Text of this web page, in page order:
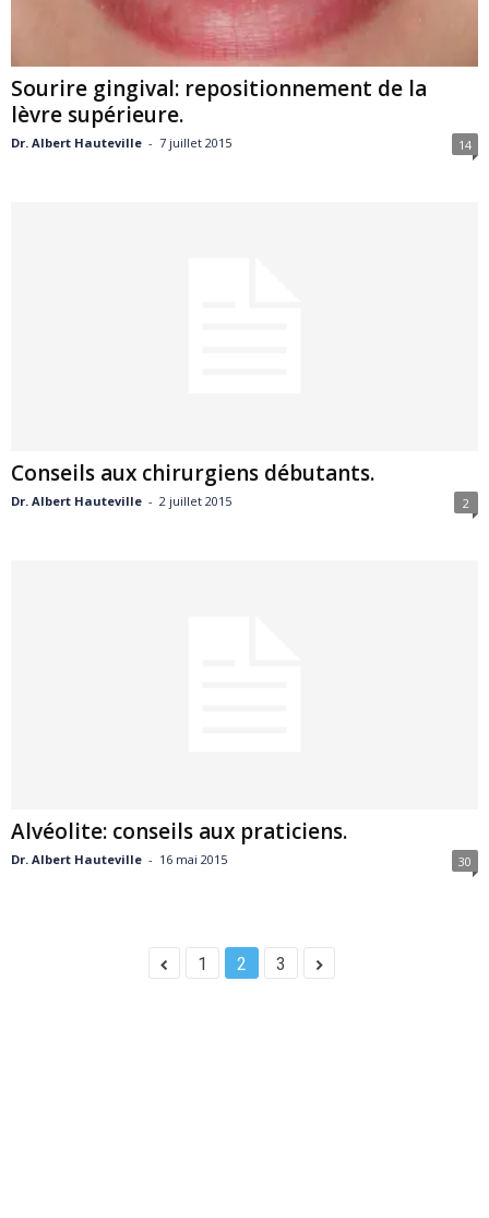
Sourire gingival: repositionnement de la
lèvre supérieure.
Dr. Albert Hauteville - 7 juillet 2015 14
Conseils aux chirurgiens débutants.
Dr. Albert Hauteville - 2 juillet 2015 2
Alvéolite: conseils aux praticiens.
Dr. Albert Hauteville - 16 mai 2015 30
1 2 3